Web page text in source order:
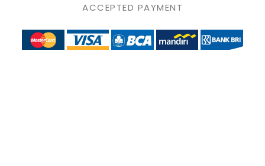
ACCEPTED PAYMENT